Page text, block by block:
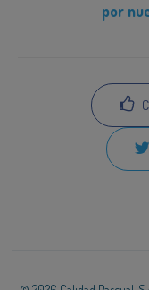
por